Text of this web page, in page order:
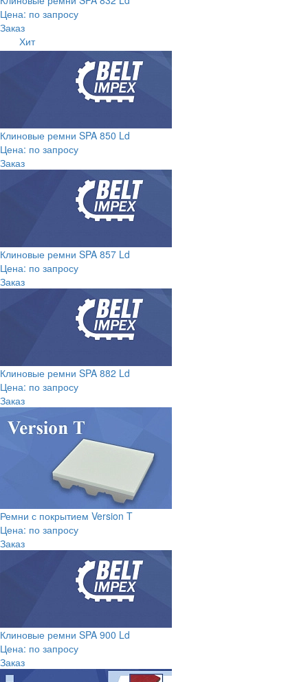
Цена: по запросу
Заказ
Хит
Клиновые ремни SPA 850 Ld
Цена: по запросу
Заказ
Клиновые ремни SPA 857 Ld
Цена: по запросу
Заказ
Клиновые ремни SPA 882 Ld
Цена: по запросу
Заказ
Ремни с покрытием Version T
Цена: по запросу
Заказ
Клиновые ремни SPA 900 Ld
Цена: по запросу
Заказ